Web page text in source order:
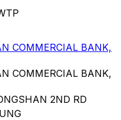
COMMERCIAL BANK,
COMMERCIAL BANK,
2ND RD